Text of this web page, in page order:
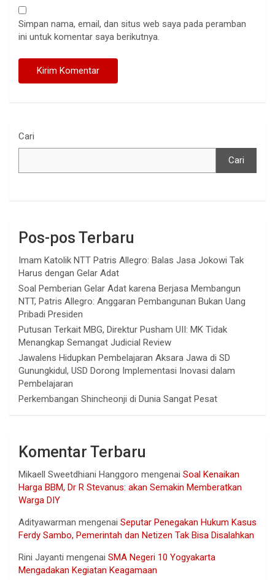
Simpan nama, email, dan situs web saya pada peramban
ini untuk komentar saya berikutnya.
Cari
Cari
Pos-pos Terbaru
Imam Katolik NTT Patris Allegro: Balas Jasa Jokowi Tak
Harus dengan Gelar Adat
Soal Pemberian Gelar Adat karena Berjasa Membangun
NTT, Patris Allegro: Anggaran Pembangunan Bukan Uang
Pribadi Presiden
Putusan Terkait MBG, Direktur Pusham UII: MK Tidak
Menangkap Semangat Judicial Review
Jawalens Hidupkan Pembelajaran Aksara Jawa di SD
Gunungkidul, USD Dorong Implementasi Inovasi dalam
Pembelajaran
Perkembangan Shincheonji di Dunia Sangat Pesat
Komentar Terbaru
Mikaell Sweetdhiani Hanggoro mengenai Soal Kenaikan
Harga BBM, Dr R Stevanus: akan Semakin Memberatkan
Warga DIY
Adityawarman mengenai Seputar Penegakan Hukum Kasus
Ferdy Sambo, Pemerintah dan Netizen Tak Bisa Disalahkan
Rini Jayanti mengenai SMA Negeri 10 Yogyakarta
Mengadakan Kegiatan Keagamaan